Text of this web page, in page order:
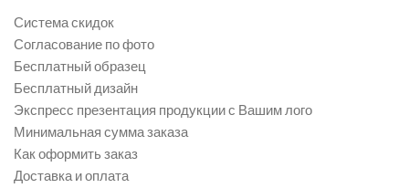
Система скидок
Согласование по фото
Бесплатный образец
Бесплатный дизайн
Экспресс презентация продукции с Вашим лого
Минимальная сумма заказа
Как оформить заказ
Доставка и оплата